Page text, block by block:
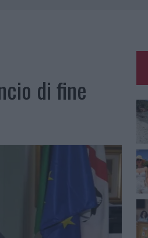
LA CASA E L’UFFICIO
di fine